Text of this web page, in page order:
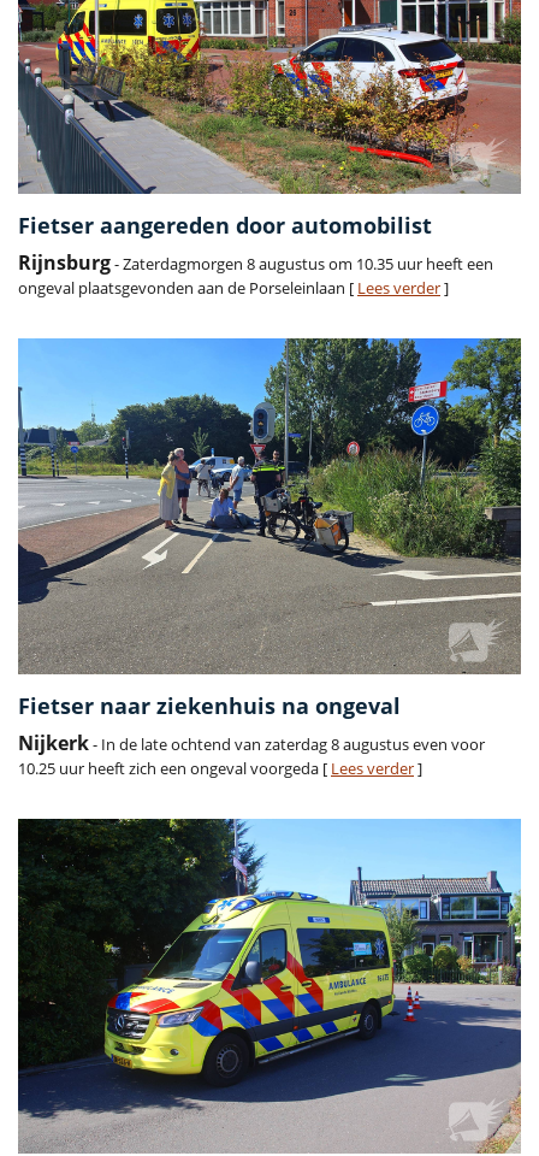
Fietser aangereden door automobilist
Rijnsburg- Zaterdagmorgen 8 augustus om 10.35 uur heeft een
ongeval plaatsgevonden aan de Porseleinlaan [ Lees verder]
Fietser naar ziekenhuis na ongeval
Nijkerk- In de late ochtend van zaterdag 8 augustus even voor
10.25 uur heeft zich een ongeval voorgeda [ Lees verder]